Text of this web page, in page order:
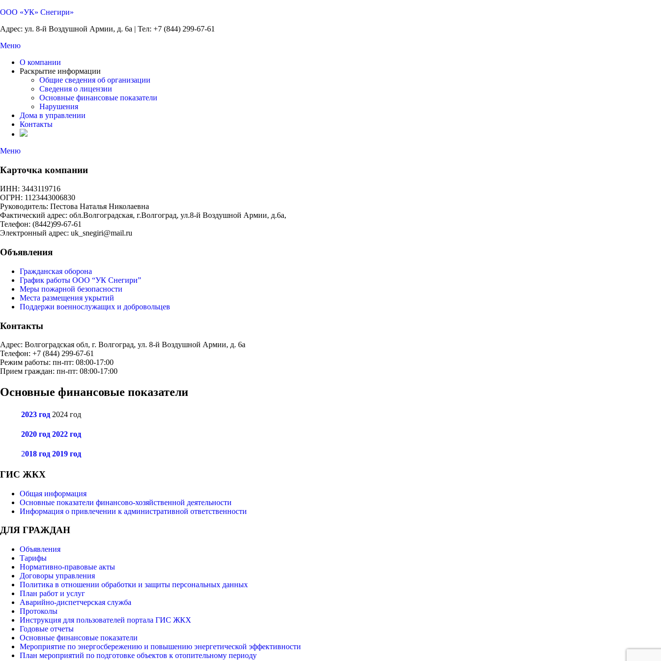
ООО «УК» Снегири»
Адрес: ул. 8-й Воздушной Армии, д. 6а | Тел: +7 (844) 299-67-61
Меню
О компании
Раскрытие информации
Общие сведения об организации
Сведения о лицензии
Основные финансовые показатели
Нарушения
Дома в управлении
Контакты
Меню
Карточка компании
ИНН: 3443119716
ОГРН: 1123443006830
Руководитель: Пестова Наталья Николаевна
Фактический адрес: обл.Волгоградская, г.Волгоград, ул.8-й Воздушной Армии, д.6а,
Телефон: (8442)99-67-61
Электронный адрес: uk_snegiri@mail.ru
Объявления
Гражданская оборона
График работы ООО “УК Снегири”
Меры пожарной безопасности
Места размещения укрытий
Поддержи военнослужащих и добровольцев
Контакты
Адрес: Волгоградская обл, г. Волгоград, ул. 8-й Воздушной Армии, д. 6а
Телефон: +7 (844) 299-67-61
Режим работы: пн-пт: 08:00-17:00
Прием граждан: пн-пт: 08:00-17:00
Основные финансовые показатели
2023 год 2024 год
2020 год 2022 год
2018 год 2019 год
ГИС ЖКХ
Общая информация
Основные показатели финансово-хозяйственной деятельности
Информация о привлечении к административной ответственности
ДЛЯ ГРАЖДАН
Объявления
Тарифы
Нормативно-правовые акты
Договоры управления
Политика в отношении обработки и защиты персональных данных
План работ и услуг
Аварийно-диспетчерская служба
Протоколы
Инструкция для пользователей портала ГИС ЖКХ
Годовые отчеты
Основные финансовые показатели
Мероприятие по энергосбережению и повышению энергетической эффективности
План мероприятий по подготовке объектов к отопительному периоду